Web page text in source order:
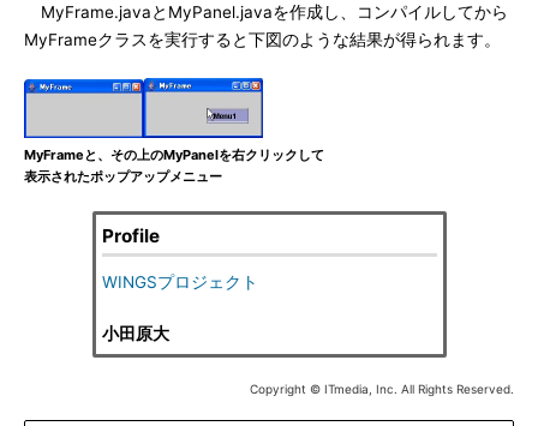
MyFrame.javaとMyPanel.javaを作成し、コンパイルしてから
MyFrameクラスを実行すると下図のような結果が得られます。
MyFrameと、その上のMyPanelを右クリックして
表示されたポップアップメニュー
Profile
WINGSプロジェクト
小田原大
Copyright © ITmedia, Inc. All Rights Reserved.